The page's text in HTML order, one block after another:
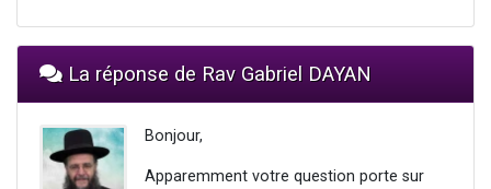
La réponse de Rav Gabriel DAYAN
Bonjour,
Apparemment votre question porte sur